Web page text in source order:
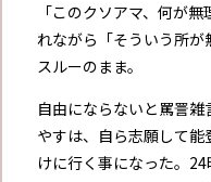
「このクソアマ、何が
れながら「そういう所
スルーのまま。
自由にならないと罵詈
やすは、自ら志願して
けに行く事になった。